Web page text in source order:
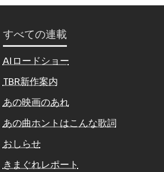
すべての連載
AIロードショー
TBR新作案内
あの映画のあれ
あの曲ホントはこんな歌詞
おしらせ
きまぐれレポート